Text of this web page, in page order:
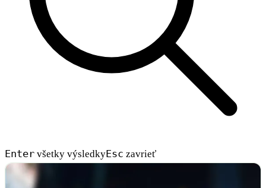
Enter všetky výsledkyEsc zavrieť